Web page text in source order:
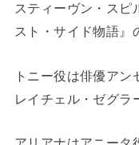
スティーヴン・スピ
スト・サイド物語』
トニー役は俳優ア
レイチェル・ゼグラ